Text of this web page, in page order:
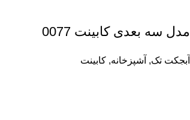
مدل سه بعدی کابینت 0077
آبجکت تک, آشپزخانه, کابینت